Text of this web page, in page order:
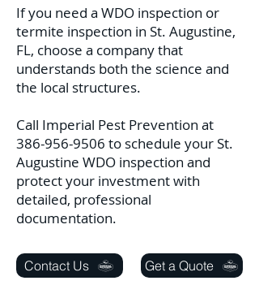
If you need a WDO inspection or
termite inspection in St. Augustine,
FL, choose a company that
understands both the science and
the local structures.
Call Imperial Pest Prevention at
386-956-9506 to schedule your St.
Augustine WDO inspection and
protect your investment with
detailed, professional
documentation.
Contact Us Get a Quote